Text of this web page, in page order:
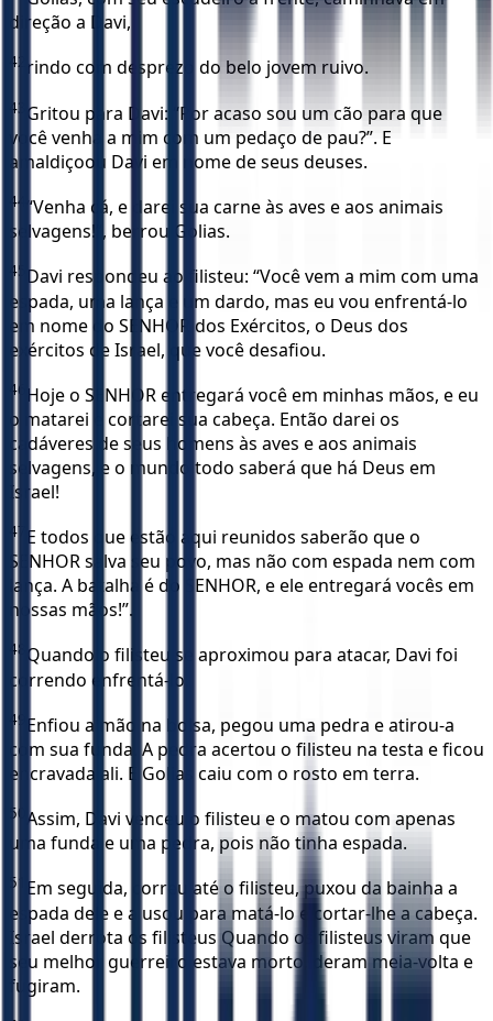
direção a Davi,
42 rindo com desprezo do belo jovem ruivo.
43 Gritou para Davi: “Por acaso sou um cão para que
você venha a mim com um pedaço de pau?”. E
amaldiçoou Davi em nome de seus deuses.
44 “Venha cá, e darei sua carne às aves e aos animais
selvagens!”, berrou Golias.
45 Davi respondeu ao filisteu: “Você vem a mim com uma
espada, uma lança e um dardo, mas eu vou enfrentá-lo
em nome do SENHOR dos Exércitos, o Deus dos
exércitos de Israel, que você desafiou.
46 Hoje o SENHOR entregará você em minhas mãos, e eu
o matarei e cortarei sua cabeça. Então darei os
cadáveres de seus homens às aves e aos animais
selvagens, e o mundo todo saberá que há Deus em
Israel!
47 E todos que estão aqui reunidos saberão que o
SENHOR salva seu povo, mas não com espada nem com
lança. A batalha é do SENHOR, e ele entregará vocês em
nossas mãos!”.
48 Quando o filisteu se aproximou para atacar, Davi foi
correndo enfrentá-lo.
49 Enfiou a mão na bolsa, pegou uma pedra e atirou-a
com sua funda. A pedra acertou o filisteu na testa e ficou
encravada ali. E Golias caiu com o rosto em terra.
50 Assim, Davi venceu o filisteu e o matou com apenas
uma funda e uma pedra, pois não tinha espada.
51
Em seguida, correu até o filisteu, puxou da bainha a
espada dele e a usou para matá-lo e cortar-lhe a cabeça.
Israel derrota os filisteus Quando os filisteus viram que
seu melhor guerreiro estava morto, deram meia-volta e
fugiram.